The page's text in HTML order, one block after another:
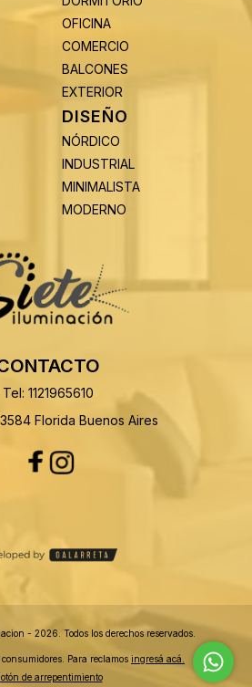
OFICINA
COMERCIO
BALCONES
EXTERIOR
DISEÑO
NÓRDICO
INDUSTRIAL
MINIMALISTA
MODERNO
Tel: 1121965610
Florida Buenos Aires
- 2026. Todos los derechos reservados.
Para reclamos ingresá acá.
de arrepentimiento